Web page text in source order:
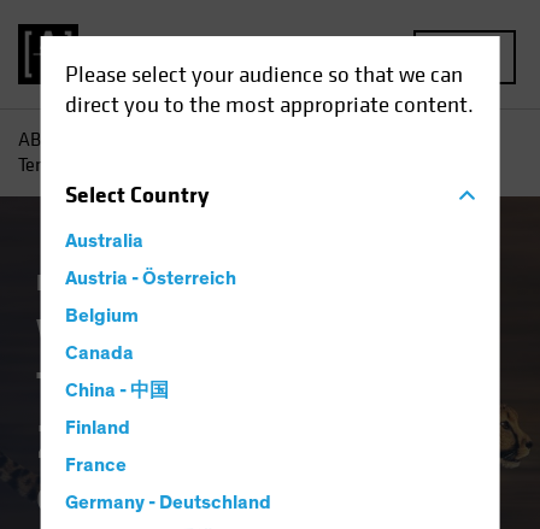
Please select your audience so that we can
direct you to the most appropriate content.
SelectCountry
Australia
Austria - Österreich
Belgium
Canada
China - 中国
Finland
France
Germany - Deutschland
AB
Tempo in Richtung Zinssenkungen erhöht
Inflation Wirtschaft
Warum die Fed das
Tempo in Richtung
Zinssenkungen
erhöht